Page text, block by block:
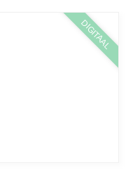
DIGITAAL